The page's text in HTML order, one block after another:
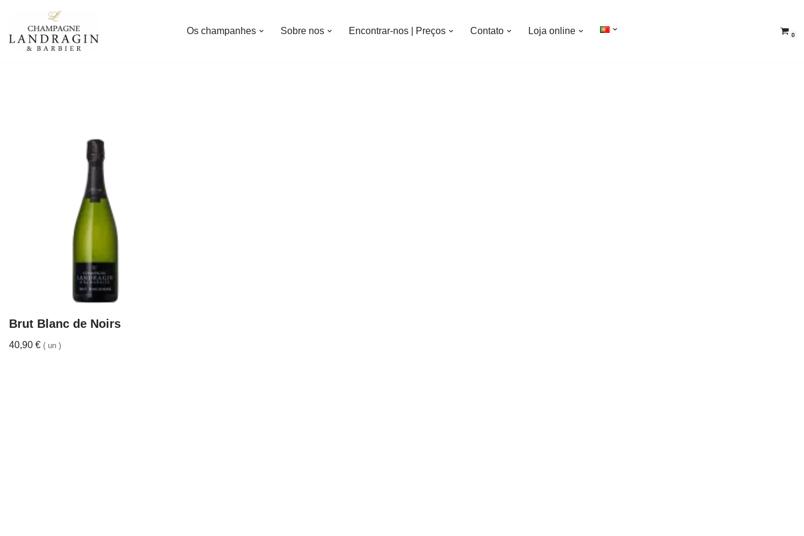
Avançar
para
Os champanhes Sobre nos Encontrar-nos | Preços Contato Loja online 0
Brut Blanc de Noirs
40,90 € ( un )